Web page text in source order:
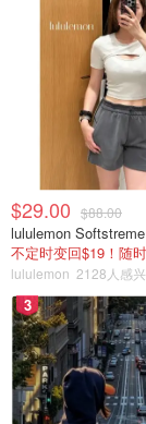
$29.00 $88.00
不定时变回$19！随
lululemon 2128人感
3